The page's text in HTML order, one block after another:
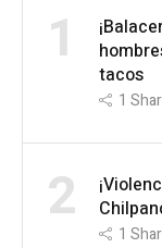
1
tacos
1
2 1